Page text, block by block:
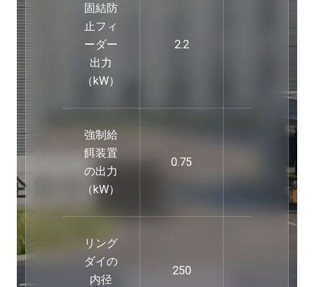
固結防
止フィ
ーダー
出力
（kW）
2.2
強制給
餌装置
の出力
（kW）
0.75
リング
ダイの
内径
250